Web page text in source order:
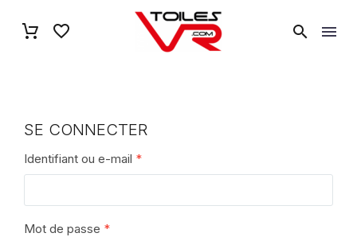
SE CONNECTER
Identifiant ou e-mail *
Mot de passe *